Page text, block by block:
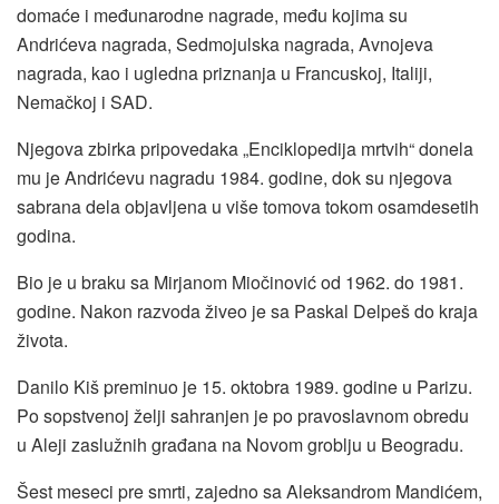
domaće i međunarodne nagrade, među kojima su
Andrićeva nagrada, Sedmojulska nagrada, Avnojeva
nagrada, kao i ugledna priznanja u Francuskoj, Italiji,
Nemačkoj i SAD.
Njegova zbirka pripovedaka „Enciklopedija mrtvih“ donela
mu je Andrićevu nagradu 1984. godine, dok su njegova
sabrana dela objavljena u više tomova tokom osamdesetih
godina.
Bio je u braku sa Mirjanom Miočinović od 1962. do 1981.
godine. Nakon razvoda živeo je sa Paskal Delpeš do kraja
života.
Danilo Kiš preminuo je 15. oktobra 1989. godine u Parizu.
Po sopstvenoj želji sahranjen je po pravoslavnom obredu
u Aleji zaslužnih građana na Novom groblju u Beogradu.
Šest meseci pre smrti, zajedno sa Aleksandrom Mandićem,